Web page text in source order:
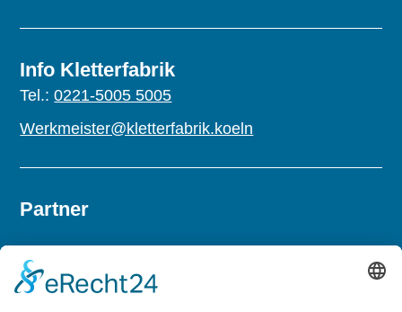
Info Kletterfabrik
Tel.:0221-5005 5005
Werkmeister@kletterfabrik.koeln
Partner